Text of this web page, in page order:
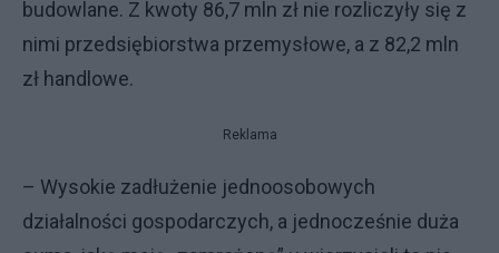
budowlane. Z kwoty 86,7 mln zł nie rozliczyły się z
nimi przedsiębiorstwa przemysłowe, a z 82,2 mln
zł handlowe.
Reklama
– Wysokie zadłużenie jednoosobowych
działalności gospodarczych, a jednocześnie duża